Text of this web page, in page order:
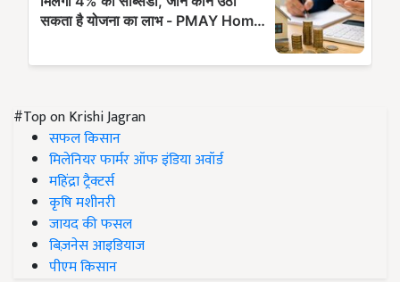
#Top on Krishi Jagran
सफल किसान
मिलेनियर फार्मर ऑफ इंडिया अवॉर्ड
महिंद्रा ट्रैक्टर्स
कृषि मशीनरी
जायद की फसल
बिज़नेस आइडियाज
पीएम किसान